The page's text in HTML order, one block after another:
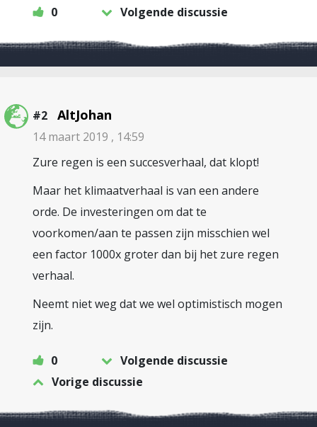
0 Volgende discussie
#2 AltJohan
14 maart 2019 , 14:59
Zure regen is een succesverhaal, dat klopt!
Maar het klimaatverhaal is van een andere
orde. De investeringen om dat te
voorkomen/aan te passen zijn misschien wel
een factor 1000x groter dan bij het zure regen
verhaal.
Neemt niet weg dat we wel optimistisch mogen
zijn.
0
Volgende discussie
Vorige discussie